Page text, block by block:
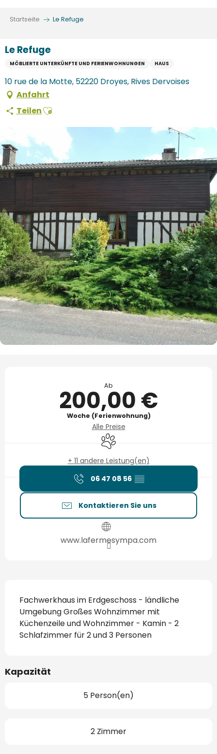
Startseite Le Refuge
Le Refuge
MÖBLIERTE UNTERKÜNFTE UND FERIENWOHNUNGEN HAUS
10 rue de la Motte, 52220 Droyes, Rives Dervoises
Anfahrt
TeilenAjouter aux favoris
Ab
200,00 €
Woche (Ferienwohnung)
Alle Preise
Tiere erlaubt
+ 11 andere Leistung(en)
06 47 08 56 ▒▒
Kontaktieren Sie uns
www.lafermesympa.com
Fachwerkhaus im Erdgeschoss - ländliche
Umgebung Großes Wohnzimmer mit
Küchenzeile und Wohnzimmer - Kamin - 2
Schlafzimmer für 2 und 3 Personen
Kapazität
5 Person(en)
2 Zimmer